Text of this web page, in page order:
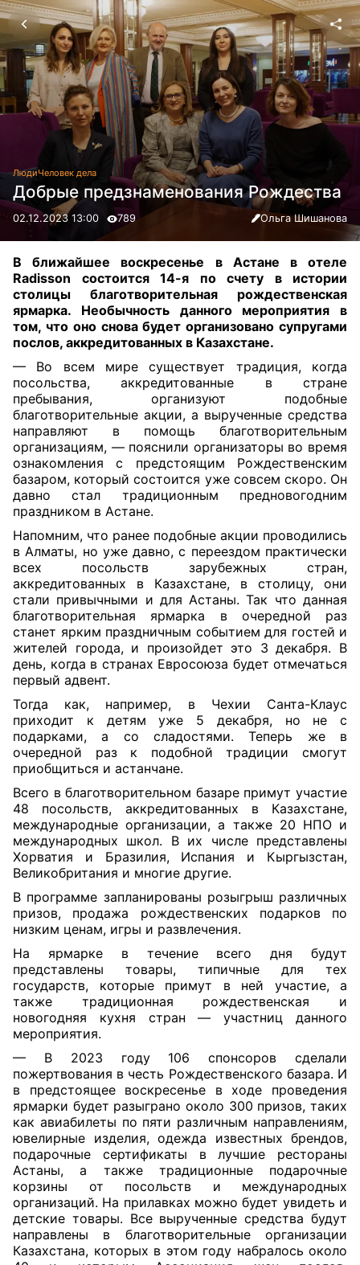
ЛюдиЧеловек дела
Добрые предзнаменования Рождества
02.12.2023 13:00 789 Ольга Шишанова
В ближайшее воскресенье в Астане в отеле
Radisson состоится 14-я по счету в истории
столицы благотворительная рождественская
ярмарка. Необычность данного мероприятия в
том, что оно снова будет организовано супругами
послов, аккредитованных в Казахстане.
— Во всем мире существует традиция, когда
посольства, аккредитованные в стране
пребывания, организуют подобные
благотворительные акции, а вырученные средства
направляют в помощь благотворительным
организациям, — пояснили организаторы во время
ознакомления с предстоящим Рождественским
базаром, который состоится уже совсем скоро. Он
давно стал традиционным предновогодним
праздником в Астане.
Напомним, что ранее подобные акции проводились
в Алматы, но ужедавно, с переездом практически
всех посольств зарубежных стран,
аккредитованных в Казахстане, в столицу, они
стали привычными и для Астаны. Так что данная
благотворительная ярмарка в очередной раз
станет ярким праздничным событием для гостей и
жителей города, и произойдет это 3 декабря. В
день, когда в странах Евросоюза будет отмечаться
первый адвент.
Тогда как, например, в Чехии Санта-Клаус
приходит к детям уже 5 декабря, но не с
подарками, а со сладостями. Теперь же в
очередной раз к подобной традиции смогут
приобщиться и астанчане.
Всего в благотворительном базаре примут участие
48 посольств, аккредитованных в Казахстане,
международные организации,а также 20 НПО и
международных школ. В их числе представлены
Хорватия и Бразилия, Испания и Кыргызстан,
Великобритания и многие другие.
В программе запланированы розыгрыш различных
призов, продажа рождественских подарков по
низким ценам, игры и развлечения.
На ярмарке в течение всего дня будут
представлены товары, типичные для тех
государств, которые примут в ней участие, а
также традиционная рождественская и
новогодняя кухня стран — участниц данного
мероприятия.
— В 2023 году 106 спонсоров сделали
пожертвования в честь Рождественского базара. И
в предстоящее воскресенье в ходе проведения
ярмарки будет разыграно около 300 призов, таких
как авиабилеты по пяти различным направлениям,
ювелирные изделия, одежда известных брендов,
подарочные сертификаты в лучшие рестораны
Астаны,а также традиционные подарочные
корзины от посольств и международных
организаций. На прилавках можно будет увидеть и
детские товары. Все вырученные средства будут
направлены в благотворительные организации
Казахстана, которых в этом году набралось около